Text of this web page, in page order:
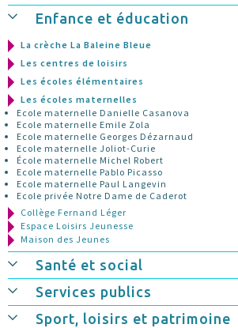
Enfance et éducation
La crèche La Baleine Bleue
Les centres de loisirs
Les écoles élémentaires
Les écoles maternelles
Ecole maternelle Danielle Casanova
Ecole maternelle Emile Zola
Ecole maternelle Georges Dézarnaud
Ecole maternelle Joliot-Curie
École maternelle Michel Robert
Ecole maternelle Pablo Picasso
Ecole maternelle Paul Langevin
Ecole privée Notre Dame de Caderot
Collège Fernand Léger
Espace Loisirs Jeunesse
Maison des Jeunes
Santé et social
Services publics
Sport, loisirs et patrimoine